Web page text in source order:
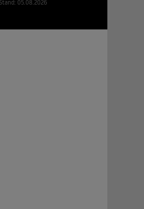
Stand: 05.08.2026